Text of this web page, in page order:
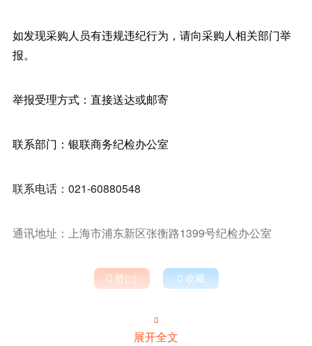
如发现采购人员有违规违纪行为，请向采购人相关部门举
报。
举报受理方式：直接送达或邮寄
联系部门：银联商务纪检办公室
联系电话：021-60880548
通讯地址：上海市浦东新区张衡路1399号纪检办公室
 赞()  收藏

展开全文